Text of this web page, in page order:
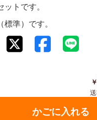
トです。
準）です。